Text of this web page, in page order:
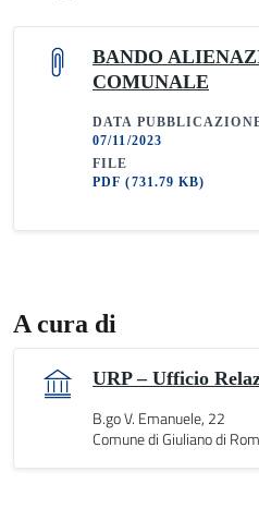
BANDO
COMUNALE
DATA
07/11/2023
FILE
PDF(731.79 KB)
A cura di
URP – Ufficio
B.go V. Emanuele, 22
Comune di Giuliano di